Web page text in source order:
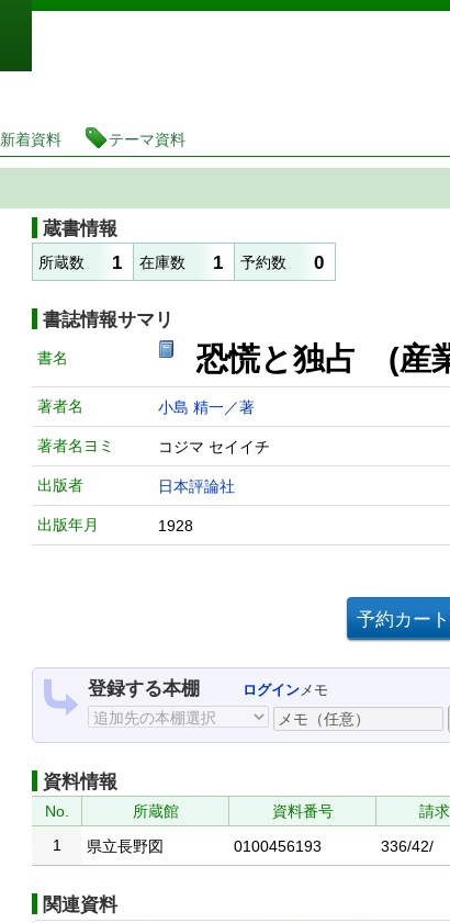
図書館 蔵書検索・予約システム
新着資料 テーマ資料
蔵書情報
所蔵数 1 在庫数 1 予約数 0
書誌情報サマリ
書名 恐慌と独占 (産
著者名 小島 精一／著
著者名ヨミ コジマ セイイチ
出版者 日本評論社
出版年月 1928
登録する本棚 ログインメモ
資料情報
No. 所蔵館 資料番号 請
1
県立長野図 0100456193 336/42/
関連資料